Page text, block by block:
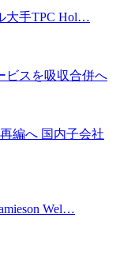
大手TPC Hol…
ビスを吸収合併へ
編へ 国内子会社
Wel…